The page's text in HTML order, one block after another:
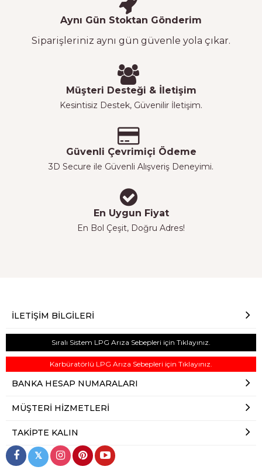
Aynı Gün Stoktan Gönderim
Siparişleriniz aynı gün güvenle yola çıkar.
Müşteri Desteği & İletişim
Kesintisiz Destek, Güvenilir İletişim.
Güvenli Çevrimiçi Ödeme
3D Secure ile Güvenli Alışveriş Deneyimi.
En Uygun Fiyat
En Bol Çeşit, Doğru Adres!
İLETIŞIM BILGILERI
Sıralı Sistem LPG Arıza Sebepleri için Tıklayınız.
Karbüratörlü LPG Arıza Sebepleri için Tıklayınız.
BANKA HESAP NUMARALARI
MÜŞTERI HIZMETLERI
TAKIPTE KALIN
𝕏